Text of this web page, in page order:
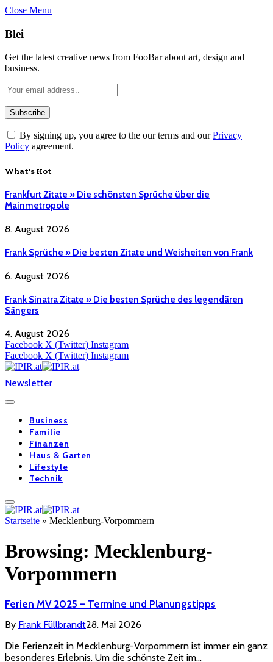
Close Menu
Blei
Get the latest creative news from FooBar about art, design and
business.
By signing up, you agree to the our terms and ourPrivacy
Policy agreement.
What's Hot
Frankfurt Zitate » Die schönsten Sprüche über die
Mainmetropole
8. August 2026
Frank Sprüche » Die besten Zitate und Weisheiten von Frank
6. August 2026
Frank Sinatra Zitate » Die besten Sprüche des legendären
Sängers
4. August 2026
Facebook X (Twitter) Instagram
Facebook X (Twitter) Instagram
Newsletter
Business
Familie
Finanzen
Haus & Garten
Lifestyle
Technik
Startseite » Mecklenburg-Vorpommern
Browsing: Mecklenburg-
Vorpommern
Ferien MV 2025 – Termine und Planungstipps
By Frank Füllbrandt28. Mai 2026
Die Ferienzeit in Mecklenburg-Vorpommern ist immer ein ganz
besonderes Erlebnis. Um die schönste Zeit im…